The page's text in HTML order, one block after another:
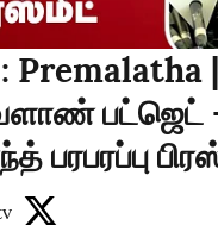
பட்ஜெட் -
பரபரப்பு